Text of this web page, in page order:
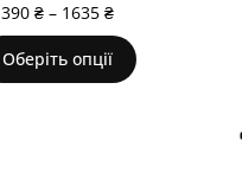
390 ₴ – 1635 ₴
Оберіть опції